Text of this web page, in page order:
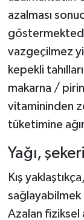
azalması
vazgeçilmez
kepekli
makarna /
vitamininden
tüketimine
Yağı,
Kış
sağlayabilmek
Azalan